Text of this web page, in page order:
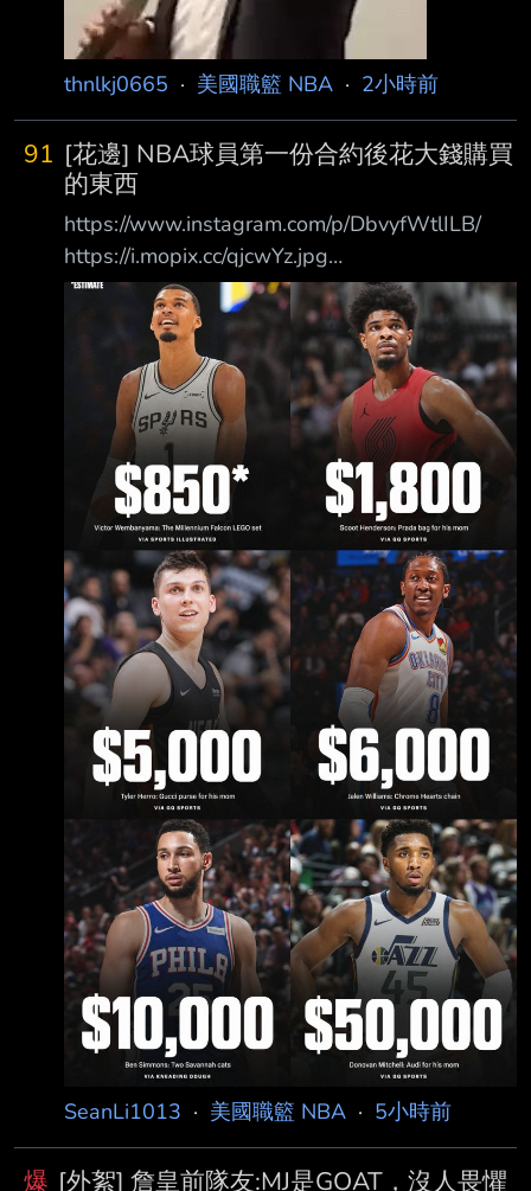
thnlkj0665 · 美國職籃 NBA · 2小時前
91 [花邊] NBA球員第一份合約後花大錢購買
的東西
https://www.instagram.com/p/DbvyfWtlILB/
https://i.mopix.cc/qjcwYz.jpg
https://i.mopix.cc/6sHNIU.jpg Just a few of the
big purchases NBA players spent their money
on after signing their first contract NBA球員在
簽下人生第一份合約後，花大錢購買的幾樣東西
1. Victor Wembanyama：樂高《星際
SeanLi1013 · 美國職籃 NBA · 5小時前
爆 [外絮] 詹皇前隊友:MJ是GOAT，沒人畏懼